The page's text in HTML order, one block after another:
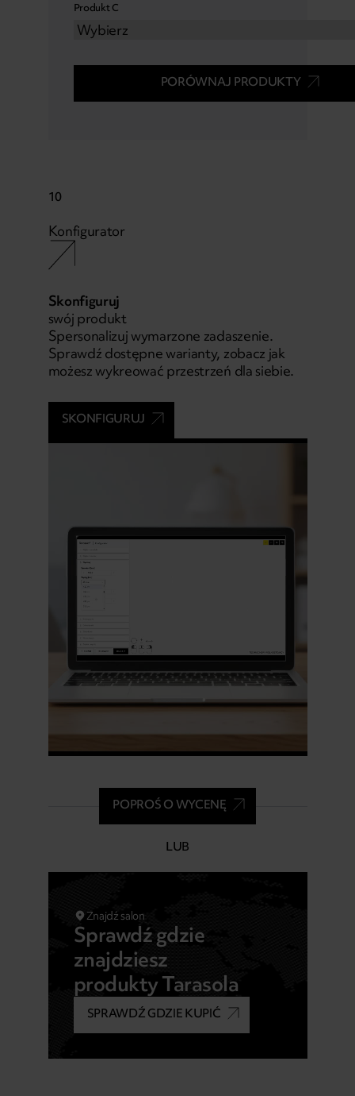
Produkt C
PORÓWNAJ PRODUKTY
10
Konfigurator
Skonfiguruj
swój produkt
Spersonalizuj wymarzone zadaszenie.
Sprawdź dostępne warianty, zobacz jak
możesz wykreować przestrzeń dla siebie.
SKONFIGURUJ
POPROŚ O WYCENĘ
LUB
Znajdź salon
Sprawdź gdzie
znajdziesz
produkty Tarasola
SPRAWDŹ GDZIE KUPIĆ